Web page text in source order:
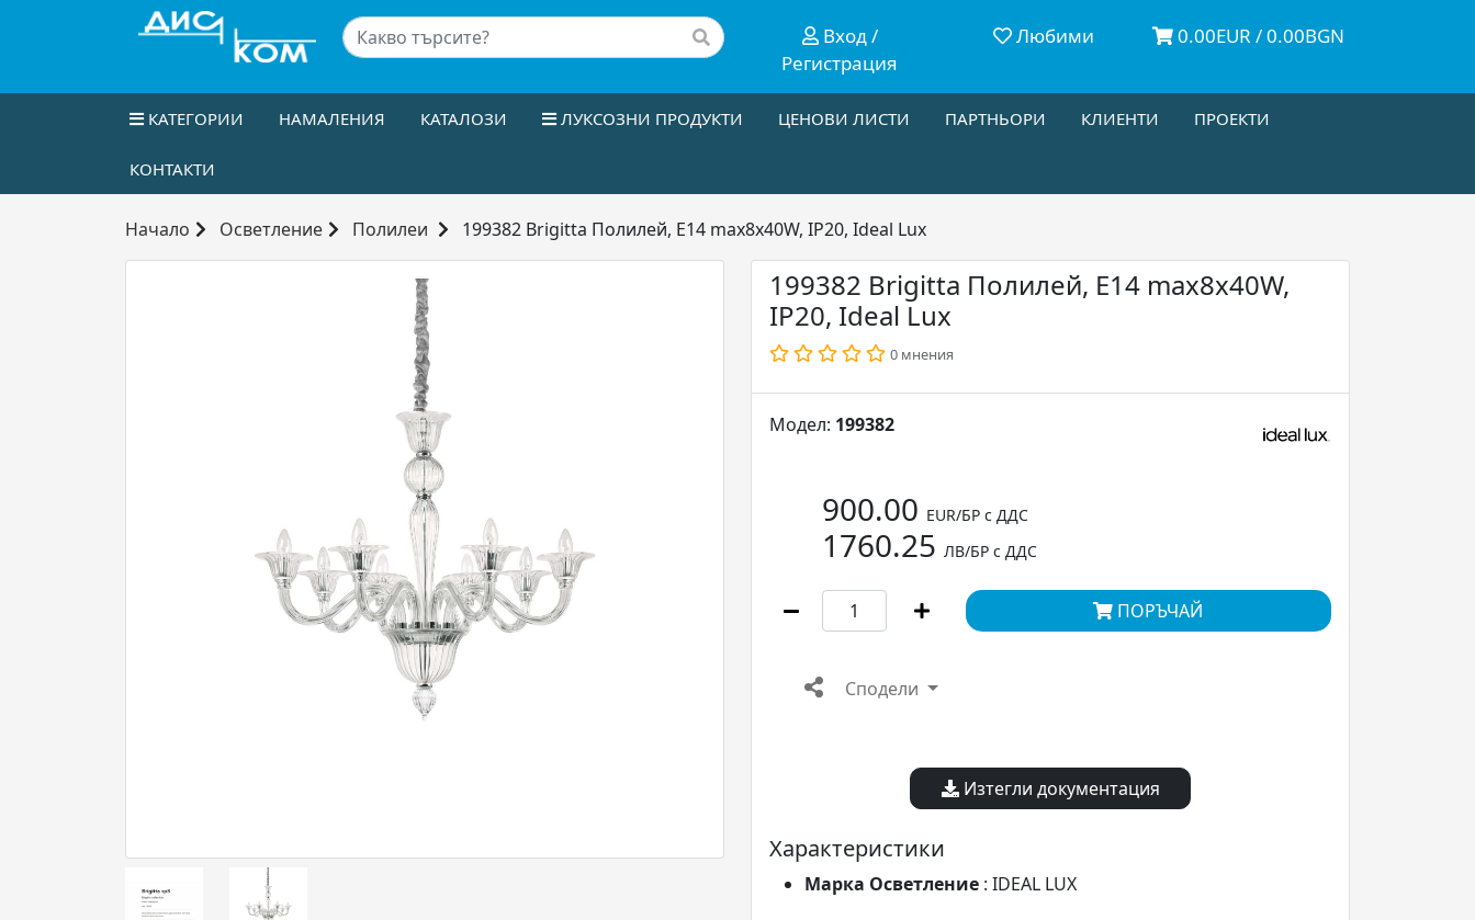
Вход /
Регистрация
Любими 0.00EUR / 0.00BGN
КАТЕГОРИИ НАМАЛЕНИЯ КАТАЛОЗИ ЛУКСОЗНИ ПРОДУКТИ ЦЕНОВИ ЛИСТИ ПАРТНЬОРИ КЛИЕНТИ ПРОЕКТИ
КОНТАКТИ
Начало Осветление Полилеи 199382 Brigitta Полилей, E14 max8x40W, IP20, Ideal Lux
199382 Brigitta Полилей, E14 max8x40W,
IP20, Ideal Lux
0 мнения
Модел: 199382
900.00 EUR/БР с ДДС
1760.25 ЛВ/БР с ДДС
ПОРЪЧАЙ
Сподели
Изтегли документация
Характеристики
Марка Осветление : IDEAL LUX